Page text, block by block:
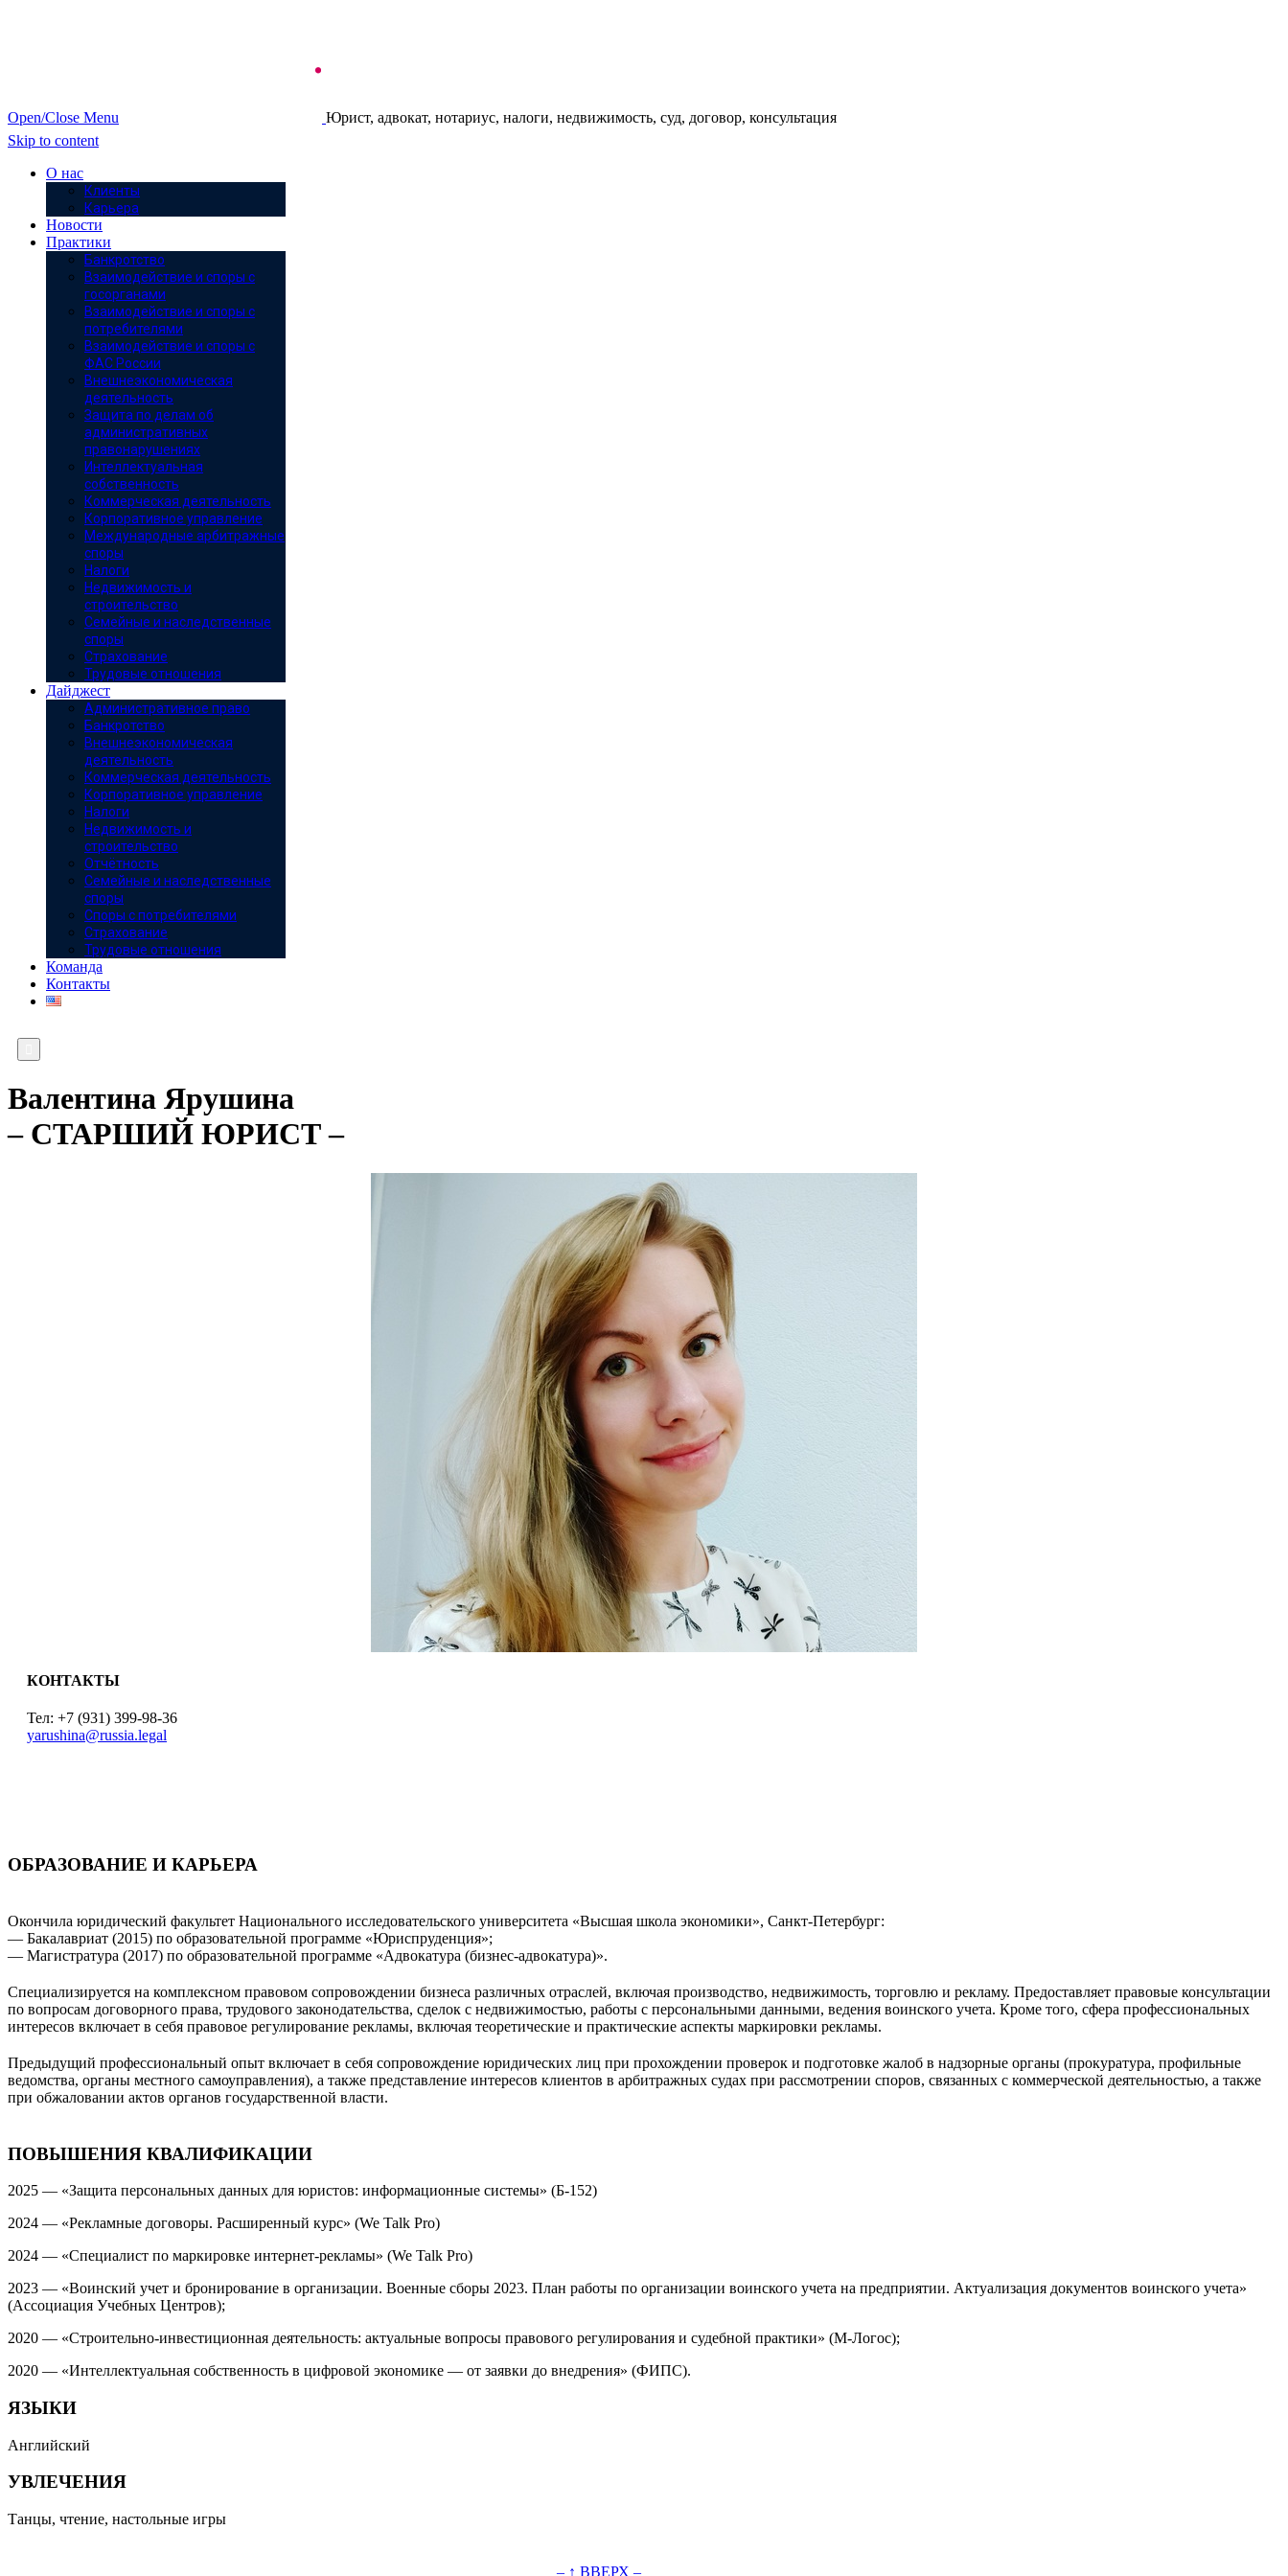
Open/Close Menu
Юрист, адвокат, нотариус, налоги, недвижимость, суд, договор, консультация
Skip to content
О нас
Клиенты
Карьера
Новости
Практики
Банкротство
Взаимодействие и споры с
госорганами
Взаимодействие и споры с
потребителями
Взаимодействие и споры с
ФАС России
Внешнеэкономическая
деятельность
Защита по делам об
административных
правонарушениях
Интеллектуальная
собственность
Коммерческая деятельность
Корпоративное управление
Международные арбитражные
споры
Налоги
Недвижимость и
строительство
Семейные и наследственные
споры
Страхование
Трудовые отношения
Дайджест
Административное право
Банкротство
Внешнеэкономическая
деятельность
Коммерческая деятельность
Корпоративное управление
Налоги
Недвижимость и
строительство
Отчётность
Семейные и наследственные
споры
Споры с потребителями
Страхование
Трудовые отношения
Команда
Контакты
Валентина Ярушина
– СТАРШИЙ ЮРИСТ –
КОНТАКТЫ
Тел: +7 (931) 399-98-36
yarushina@russia.legal
ОБРАЗОВАНИЕ И КАРЬЕРА
Окончила юридический факультет Национального исследовательского университета «Высшая школа экономики», Санкт-Петербург:
— Бакалавриат (2015) по образовательной программе «Юриспруденция»;
— Магистратура (2017) по образовательной программе «Адвокатура (бизнес-адвокатура)».
Специализируется на комплексном правовом сопровождении бизнеса различных отраслей, включая производство, недвижимость, торговлю и рекламу. Предоставляет правовые консультации
по вопросам договорного права, трудового законодательства, сделок с недвижимостью, работы с персональными данными, ведения воинского учета. Кроме того, сфера профессиональных
интересов включает в себя правовое регулирование рекламы, включая теоретические и практические аспекты маркировки рекламы.
Предыдущий профессиональный опыт включает в себя сопровождение юридических лиц при прохождении проверок и подготовке жалоб в надзорные органы (прокуратура, профильные
ведомства, органы местного самоуправления), а также представление интересов клиентов в арбитражных судах при рассмотрении споров, связанных с коммерческой деятельностью, а также
при обжаловании актов органов государственной власти.
ПОВЫШЕНИЯ КВАЛИФИКАЦИИ
2025 — «Защита персональных данных для юристов: информационные системы» (Б-152)
2024 — «Рекламные договоры. Расширенный курс» (We Talk Pro)
2024 — «Специалист по маркировке интернет-рекламы» (We Talk Pro)
2023 — «Воинский учет и бронирование в организации. Военные сборы 2023. План работы по организации воинского учета на предприятии. Актуализация документов воинского учета»
(Ассоциация Учебных Центров);
2020 — «Строительно-инвестиционная деятельность: актуальные вопросы правового регулирования и судебной практики» (М-Логос);
2020 — «Интеллектуальная собственность в цифровой экономике — от заявки до внедрения» (ФИПС).
ЯЗЫКИ
Английский
УВЛЕЧЕНИЯ
Танцы, чтение, настольные игры
– ↑ ВВЕРХ –